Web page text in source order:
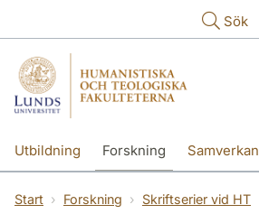
Sök
Utbildning Forskning Samverkan
Start Forskning
Skriftserier vid HT